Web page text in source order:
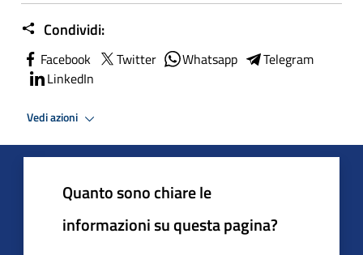
Condividi:
Facebook Twitter Whatsapp
Telegram
LinkedIn
Vedi azioni
Quanto sono chiare le
informazioni su questa pagina?